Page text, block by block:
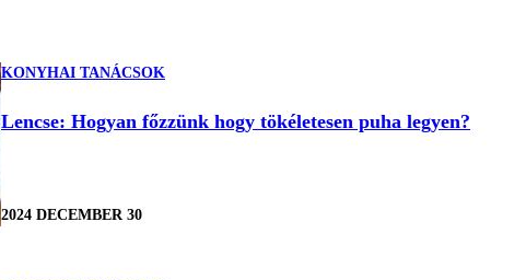
KONYHAI TANÁCSOK
Lencse: Hogyan főzzünk hogy tökéletesen puha legyen?
2024 DECEMBER 30